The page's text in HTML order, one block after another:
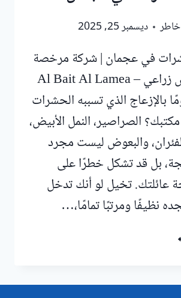
خاطر ديسمبر 25, 2025
في عجمان | شركة مرخصة
وخبرة مهندس زراعي – Al Bait Al Lamea
بالإزعاج الذي تسببه الحشرات
الصراصير، النمل الأبيض،
والبعوض ليست مجرد
بل قد تشكل خطرًا على
تخيل لو أنك تدخل
نظيفًا ومرتبًا تمامًا،…